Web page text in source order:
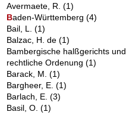
Avermaete, R.(1)
Baden-Württemberg(4)
Bail, L.(1)
Balzac, H. de(1)
Bambergische halßgerichts und
rechtliche Ordenung(1)
Barack, M.(1)
Bargheer, E.(1)
Barlach, E.(3)
Basil, O.(1)